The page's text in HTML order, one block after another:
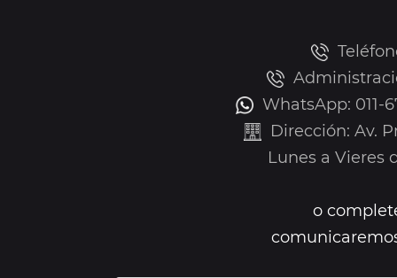
WhatsApp: 011-
Dirección: Av.
Lunes a Vieres
o